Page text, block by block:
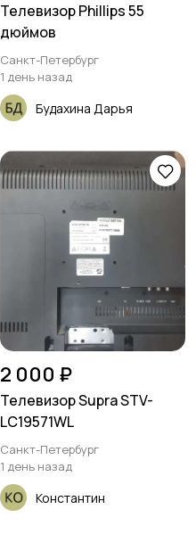
Телевизор Phillips 55
дюймов
Санкт-Петербург
1 день назад
Будахина Дарья
2 000 ₽
Телевизор Supra STV-
LC19571WL
Санкт-Петербург
1 день назад
Константин